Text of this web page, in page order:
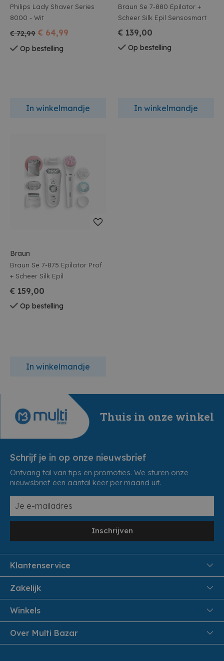
Philips Lady Shaver Series
8000 - Wit
€ 72,99 € 64,99
Op bestelling
In winkelmandje
Braun Se 7-880 Epilator +
Scheer Silk Epil Sensosmart
€ 139,00
Op bestelling
In winkelmandje
Braun
Braun Se 7-875 Epilator Prof
+ Scheer Silk Epil
€ 159,00
Op bestelling
In winkelmandje
Thuis in onze winkel
Schrijf je in op onze nieuwsbrief
Ontvang tal van tips en promoties. We sturen onze
nieuwsbrief een aantal keer per maand uit.
Inschrijven
Klantenservice
FAQ
Veiligheid en Privacy
Leveren aan huis
Zakelijk
Samenwoonactie
B2B
Winkels
Pittem
Izegem
Over Multi Bazar